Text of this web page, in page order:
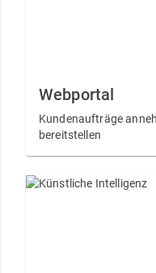
Webportal
Kundenaufträge
bereitstellen